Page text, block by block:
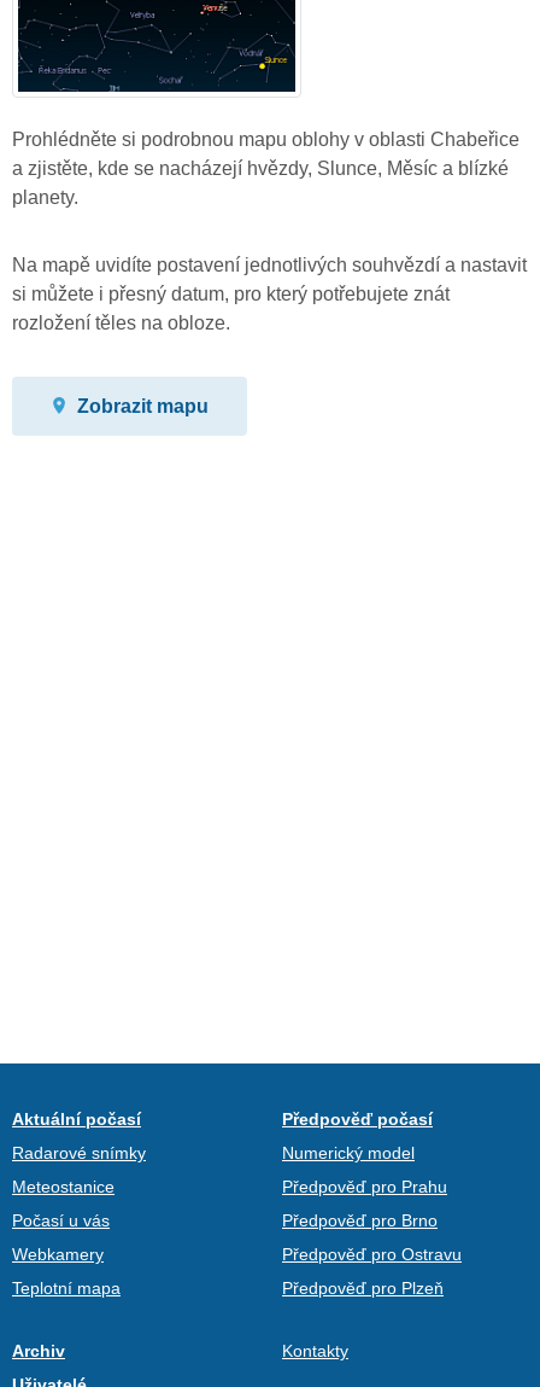
Prohlédněte si podrobnou mapu oblohy v oblasti Chabeřice
a zjistěte, kde se nacházejí hvězdy, Slunce, Měsíc a blízké
planety.
Na mapě uvidíte postavení jednotlivých souhvězdí a nastavit
si můžete i přesný datum, pro který potřebujete znát
rozložení těles na obloze.
Zobrazit mapu
Aktuální počasí
Radarové snímky
Meteostanice
Počasí u vás
Webkamery
Teplotní mapa
Předpověď počasí
Numerický model
Předpověď pro Prahu
Předpověď pro Brno
Předpověď pro Ostravu
Předpověď pro Plzeň
Archiv
Kontakty